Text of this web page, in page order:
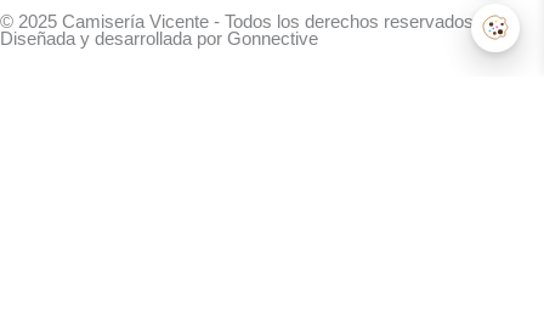
© 2025 Camisería Vicente - Todos los derechos reservados.
Diseñada y desarrollada por Gonnective